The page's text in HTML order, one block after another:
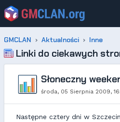
GMCLAN Aktualności Inne
Linki do ciekawych
Słoneczny
środa, 05 Sierpnia 2009,
Następne cztery dni w